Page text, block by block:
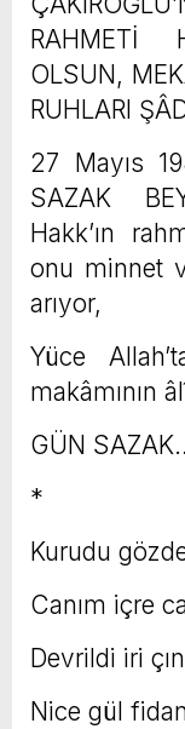
RAHMETİ
OLSUN,
RUHLARI
27 Mayıs
SAZAK
Hakk’ın
onu minnet
arıyor,
Yüce
makâmının
GÜN
*
Kurudu
Canım içre
Devrildi iri
Nice gül